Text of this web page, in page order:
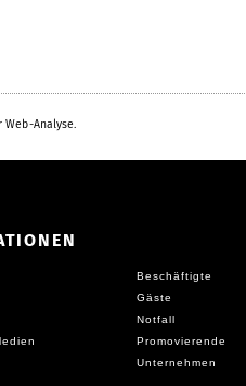
Analyse.
Beschäftigte
Gäste
Notfall
Promovierende
Unternehmen